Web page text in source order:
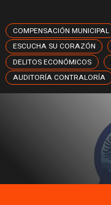
COMPENSACIÓN MUNICIPAL
ESCUCHA SU CORAZÓN
DELITOS ECONÓMICOS
AUDITORÍA CONTRALORÍA